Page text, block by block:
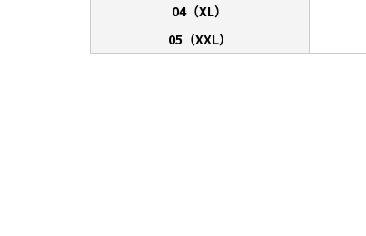
04（XL）
05（XXL）